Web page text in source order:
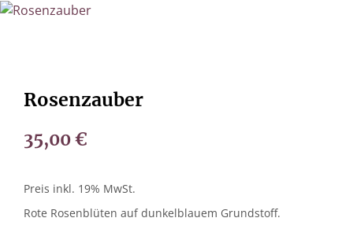
Rosenzauber
35,00€
Preis inkl. 19% MwSt.
Rote Rosenblüten auf dunkelblauem Grundstoff.